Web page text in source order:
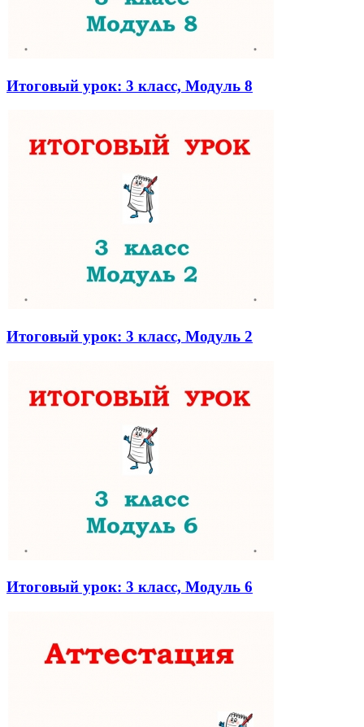
Итоговый урок: 3 класс, Модуль 8
Итоговый урок: 3 класс, Модуль 2
Итоговый урок: 3 класс, Модуль 6